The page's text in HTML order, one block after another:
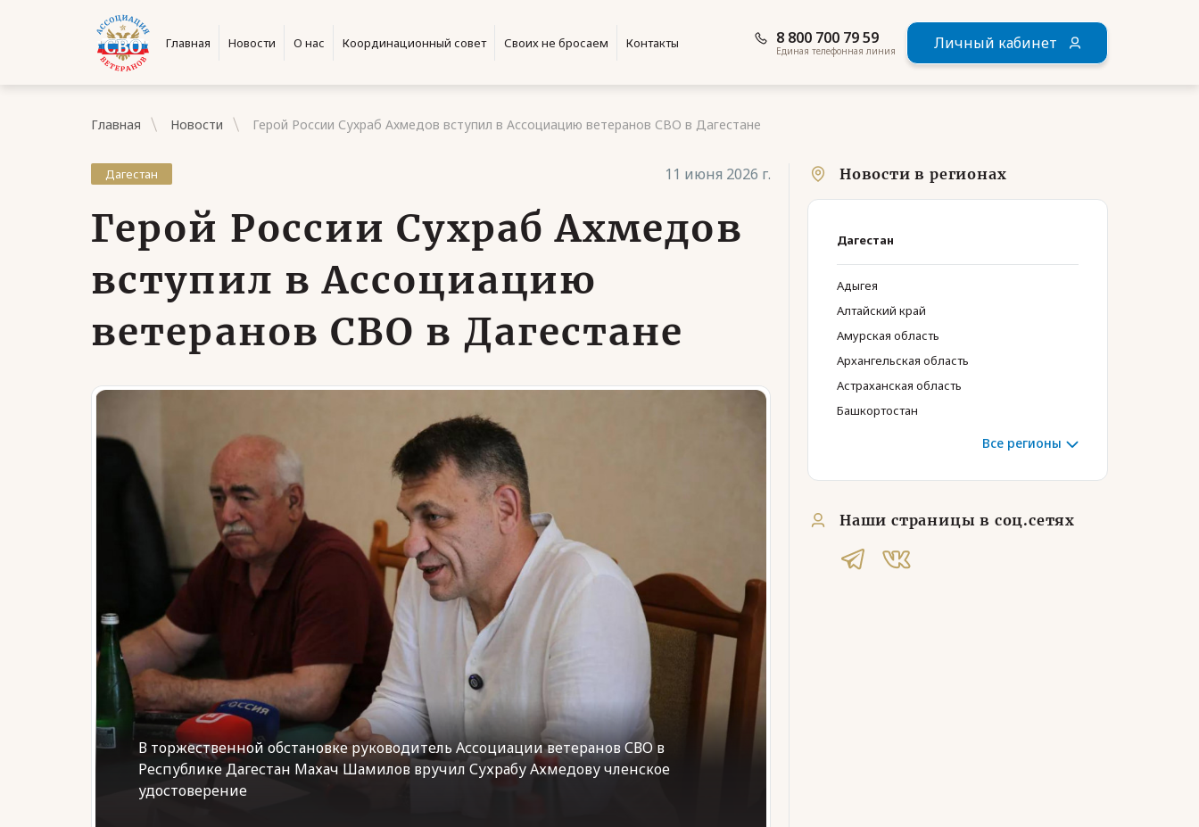
Главная Новости О нас Координационный совет Своих не бросаем Контакты 8 800 700 79 59
Единая телефонная линия Личный кабинет
Главная Новости Герой России Сухраб Ахмедов вступил в Ассоциацию ветеранов СВО в Дагестане
Дагестан 11 июня 2026 г.
Герой России Сухраб Ахмедов
вступил в Ассоциацию
ветеранов СВО в Дагестане
В торжественной обстановке руководитель Ассоциации ветеранов СВО в
Республике Дагестан Махач Шамилов вручил Сухрабу Ахмедову членское
удостоверение
Новости в регионах
Дагестан
Адыгея
Алтайский край
Амурская область
Архангельская область
Астраханская область
Башкортостан
Все регионы
Наши страницы в соц.сетях